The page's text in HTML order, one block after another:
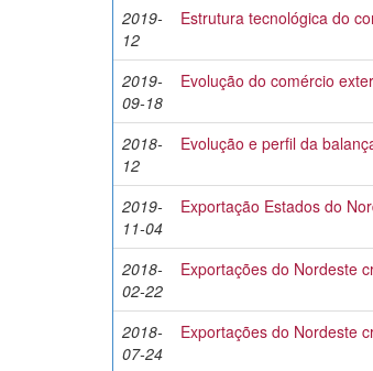
2019-
12
Estrutura tecnológica do
2019-
09-18
Evolução do comércio
2018-
12
Evolução e perfil da
2019-
11-04
Exportação Estados do
2018-
02-22
Exportações do Nordeste
2018-
07-24
Exportações do Nordeste